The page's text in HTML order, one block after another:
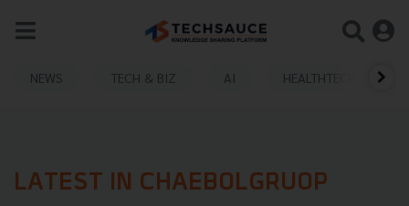
NEWS TECH & BIZ AI HEALTHTECH
LATEST IN CHAEBOLGRUOP